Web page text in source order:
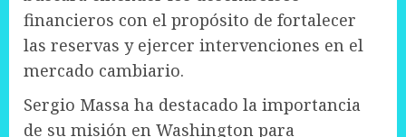
financieros con el propósito de fortalecer
las reservas y ejercer intervenciones en el
mercado cambiario.
Sergio Massa ha destacado la importancia
de su misión en Washington para